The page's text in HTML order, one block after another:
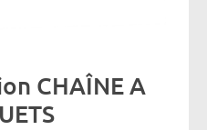
CHAÎNE A